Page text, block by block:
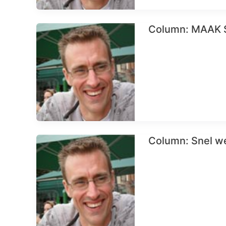
Column: MAAK
Column: Snel